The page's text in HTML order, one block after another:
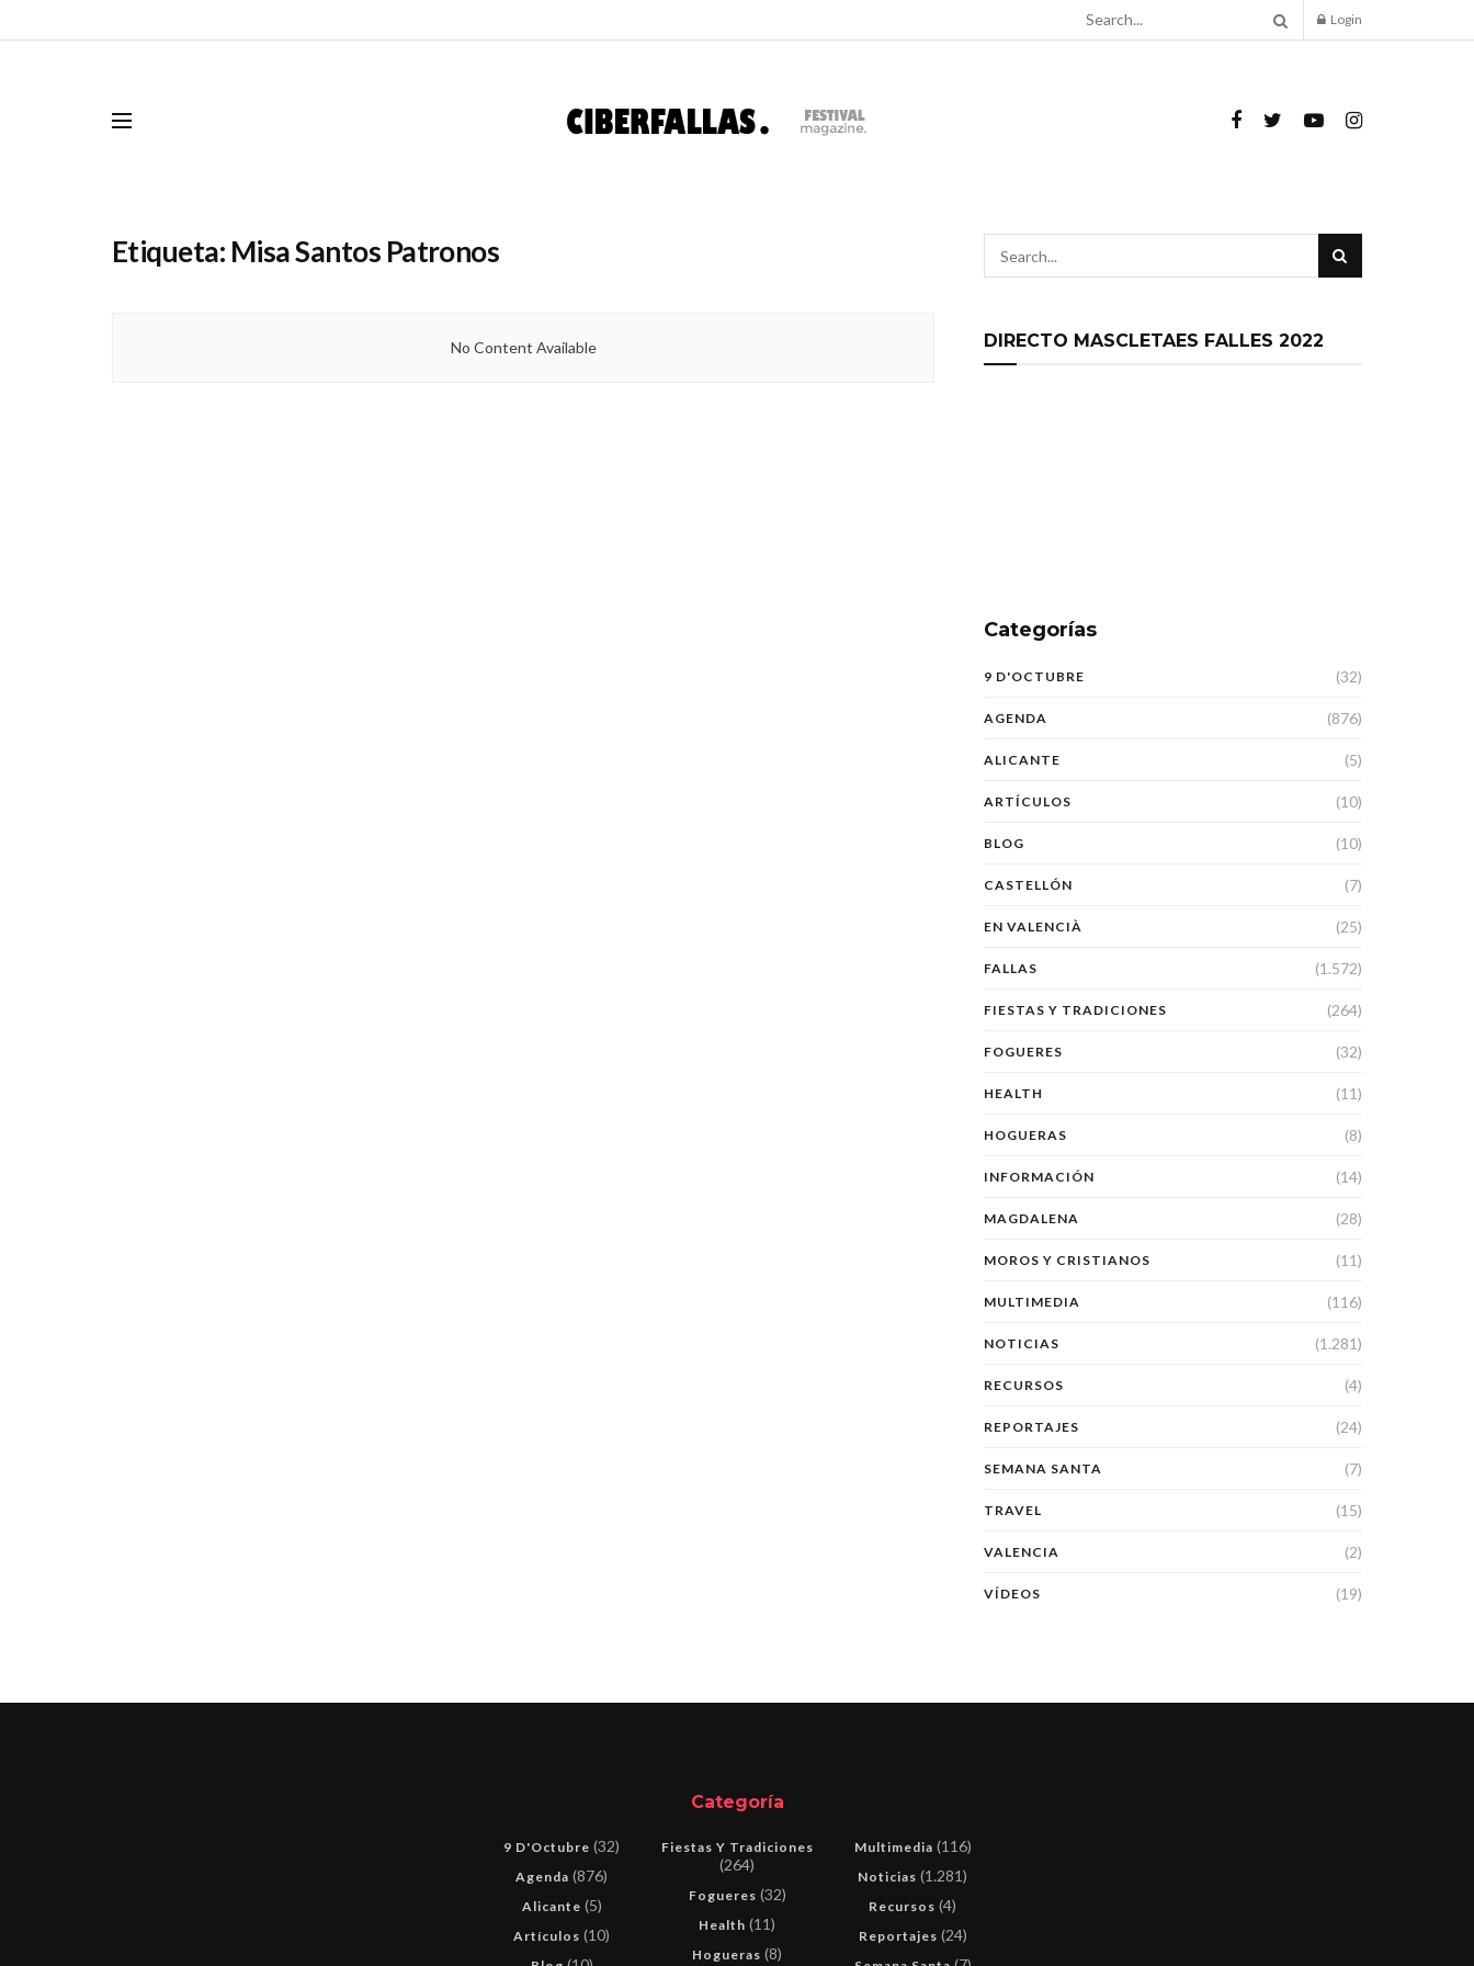
Login
Etiqueta: Misa Santos Patronos
No Content Available DIRECTO MASCLETAES FALLES 2022
Categorías
9 D'OCTUBRE (32)
AGENDA (876)
ALICANTE (5)
ARTÍCULOS (10)
BLOG (10)
CASTELLÓN (7)
EN VALENCIÀ (25)
FALLAS (1.572)
FIESTAS Y TRADICIONES (264)
FOGUERES (32)
HEALTH (11)
HOGUERAS (8)
INFORMACIÓN (14)
MAGDALENA (28)
MOROS Y CRISTIANOS (11)
MULTIMEDIA (116)
NOTICIAS (1.281)
RECURSOS (4)
REPORTAJES (24)
SEMANA SANTA (7)
TRAVEL (15)
VALENCIA (2)
VÍDEOS (19)
Categoría
9 D'Octubre (32)
Agenda (876)
Alicante (5)
Artículos (10)
Fiestas Y Tradiciones
(264)
Fogueres (32)
Health (11)
Hogueras (8)
Multimedia (116)
Noticias (1.281)
Recursos (4)
Reportajes (24)